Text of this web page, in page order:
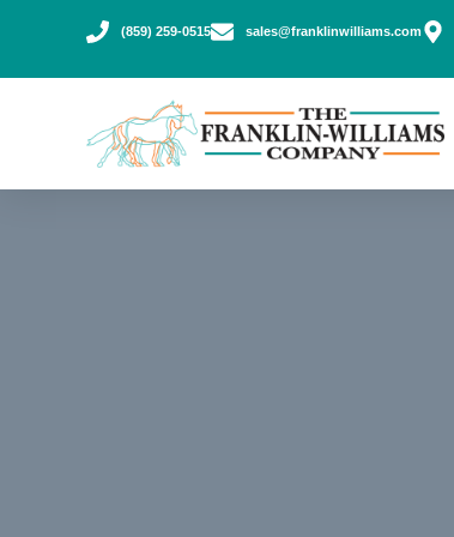
(859) 259-0515 sales@franklinwilliams.com